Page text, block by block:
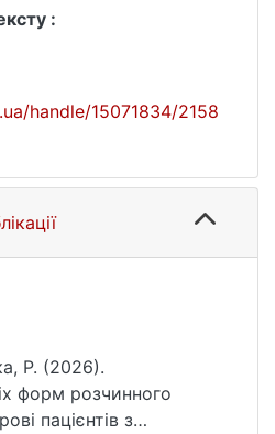
:
handle/15071834/2158
Р. (2026).
форм розчинного
пацієнтів з